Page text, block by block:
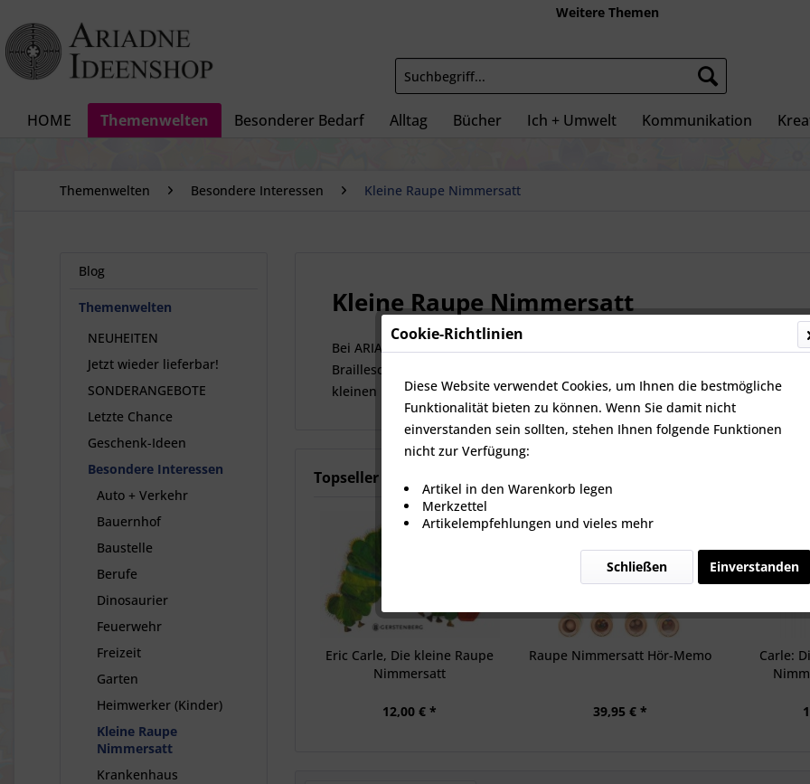
Weitere Themen
HOME Themenwelten Besonderer Bedarf Alltag Bücher Ich + Umwelt Kommunikation
Themenwelten Besondere Interessen Kleine Raupe Nimmersatt
Blog
Themenwelten
NEUHEITEN
Jetzt wieder lieferbar!
SONDERANGEBOTE
Letzte Chance
Geschenk-Ideen
Besondere Interessen
Auto + Verkehr
Bauernhof
Baustelle
Berufe
Dinosaurier
Feuerwehr
Freizeit
Garten
Heimwerker (Kinder)
Kleine Raupe
Nimmersatt
Krankenhaus
Kleine Raupe Nimmersatt
Bei ARIADNE finden Sie die beliebte Kindetrbuchfigur von Eric Carle in
Brailleschrift und zum Ertasten, zum Fädeln und Balancieren, zum Stapeln
kleinen Raupe - für alle Sinne!
Topseller
Eric Carle, Die kleine Raupe
Nimmersatt
12,00 € *
Raupe Nimmersatt Hör-Memo
39,95 € *
Carle:
Cookie-Richtlinien
Diese Website verwendet Cookies, um Ihnen die bestmögliche
Funktionalität bieten zu können. Wenn Sie damit nicht
einverstanden sein sollten, stehen Ihnen folgende Funktionen
nicht zur Verfügung:
Artikel in den Warenkorb legen
Merkzettel
Artikelempfehlungen und vieles mehr
Einverstanden
Schließen